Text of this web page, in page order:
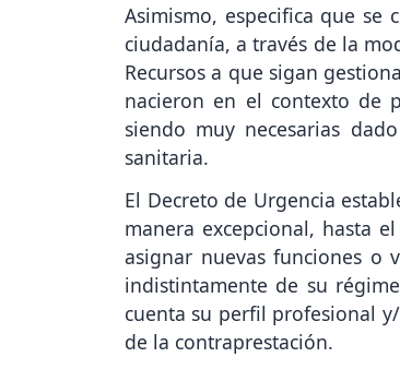
Asimismo, especifica que se
ciudadanía, a través de la
Recursos a que sigan
nacieron en el contexto de
siendo muy necesarias
sanitaria.
El Decreto de Urgencia
manera excepcional, hasta
asignar nuevas funciones o
indistintamente de su
cuenta su perfil profesional
de la contraprestación.